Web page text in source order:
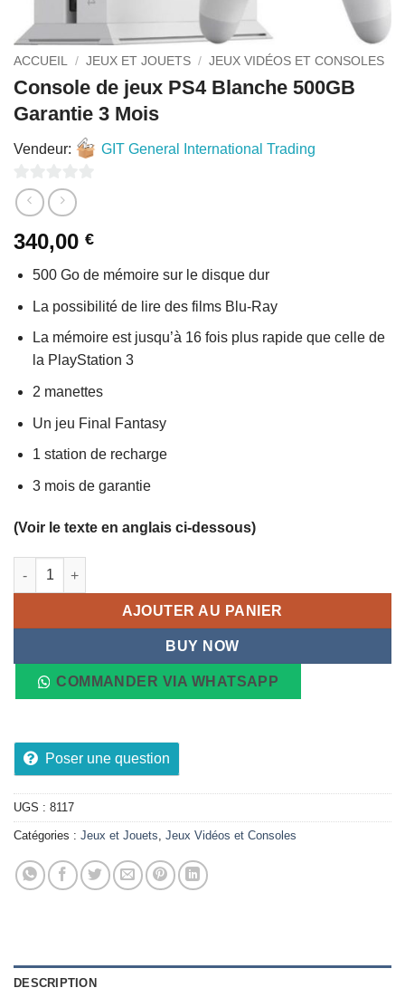
ACCUEIL / JEUX ET JOUETS / JEUX VIDÉOS ET CONSOLES
Console de jeux PS4 Blanche 500GB
Garantie 3 Mois
Vendeur: GIT General International Trading
0
sur
5
340,00 €
500 Go de mémoire sur le disque dur
La possibilité de lire des films Blu-Ray
La mémoire est jusqu’à 16 fois plus rapide que celle de
la PlayStation 3
2 manettes
Un jeu Final Fantasy
1 station de recharge
3 mois de garantie
(Voir le texte en anglais ci-dessous)
quantité de Console de jeux PS4 Blanche 500GB Garantie 3
AJOUTER AU PANIER
BUY NOW
COMMANDER VIA WHATSAPP
Poser une question
UGS : 8117
Catégories : Jeux et Jouets Jeux Vidéos et Consoles
DESCRIPTION